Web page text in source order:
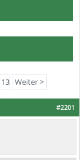
Weiter >
#2201